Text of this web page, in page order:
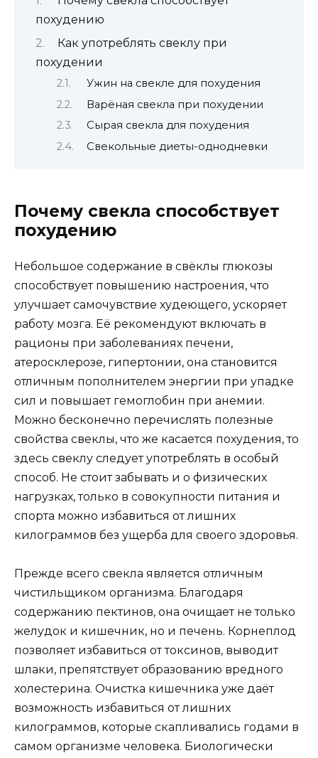
похудению
Как употреблять свеклу при
похудении
Ужин на свекле для похудения
Варёная свекла при похудении
Сырая свекла для похудения
Свекольные диеты-однодневки
Почему свекла способствует
похудению
Небольшое содержание в свёклы глюкозы
способствует повышению настроения, что
улучшает самочувствие худеющего, ускоряет
работу мозга. Её рекомендуют включать в
рационы при заболеваниях печени,
атеросклерозе, гипертонии, она становится
отличным пополнителем энергии при упадке
сил и повышает гемоглобин при анемии.
Можно бесконечно перечислять полезные
свойства свеклы, что же касается похудения, то
здесь свеклу следует употреблять в особый
способ. Не стоит забывать и о физических
нагрузках, только в совокупности питания и
спорта можно избавиться от лишних
килограммов без ущерба для своего здоровья.
Прежде всего свекла является отличным
чистильщиком организма. Благодаря
содержанию пектинов, она очищает не только
желудок и кишечник, но и печень. Корнеплод
позволяет избавиться от токсинов, выводит
шлаки, препятствует образованию вредного
холестерина. Очистка кишечника уже даёт
возможность избавиться от лишних
килограммов, которые скапливались годами в
самом организме человека. Биологически